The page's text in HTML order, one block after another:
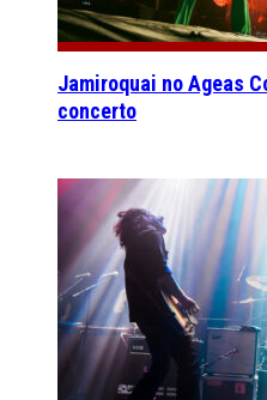
Jamiroquai no Ageas
concerto